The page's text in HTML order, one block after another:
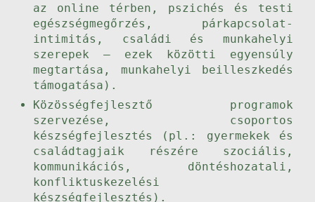
az online térben, pszichés és testi
egészségmegőrzés, párkapcsolat-
intimitás, családi és munkahelyi
szerepek – ezek közötti egyensúly
megtartása, munkahelyi beilleszkedés
támogatása).
Közösségfejlesztő programok
szervezése, csoportos
készségfejlesztés (pl.: gyermekek és
családtagjaik részére szociális,
kommunikációs, döntéshozatali,
konfliktuskezelési
készségfejlesztés).